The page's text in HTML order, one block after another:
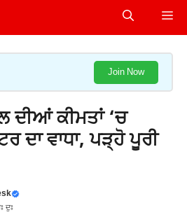
Join Now
ਦੀਆਂ ਕੀਮਤਾਂ ‘ਚ
ਦਾ ਵਾਧਾ, ਪੜ੍ਹੋ ਪੂਰੀ
ਦੁਃ